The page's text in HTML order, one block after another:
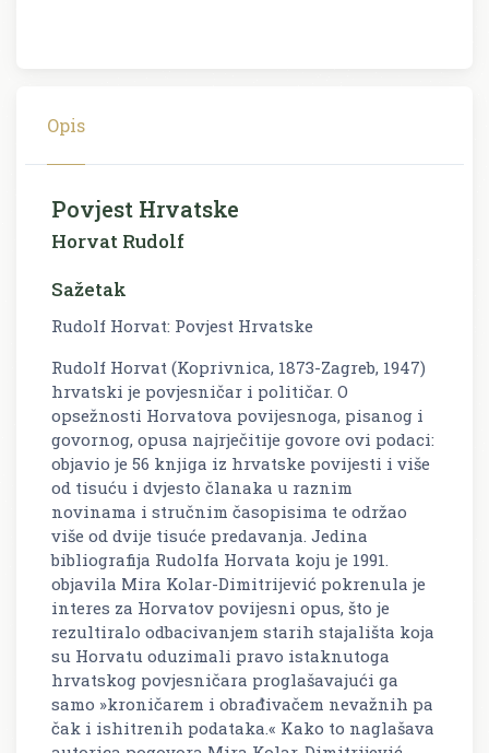
Opis
Povjest Hrvatske
Horvat Rudolf
Sažetak
Rudolf Horvat: Povjest Hrvatske
Rudolf Horvat (Koprivnica, 1873-Zagreb, 1947)
hrvatski je povjesničar i političar. O
opsežnosti Horvatova povijesnoga, pisanog i
govornog, opusa najrječitije govore ovi podaci:
objavio je 56 knjiga iz hrvatske povijesti i više
od tisuću i dvjesto članaka u raznim
novinama i stručnim časopisima te održao
više od dvije tisuće predavanja. Jedina
bibliografija Rudolfa Horvata koju je 1991.
objavila Mira Kolar-Dimitrijević pokrenula je
interes za Horvatov povijesni opus, što je
rezultiralo odbacivanjem starih stajališta koja
su Horvatu oduzimali pravo istaknutoga
hrvatskog povjesničara proglašavajući ga
samo »kroničarem i obrađivačem nevažnih pa
čak i ishitrenih podataka.« Kako to naglašava